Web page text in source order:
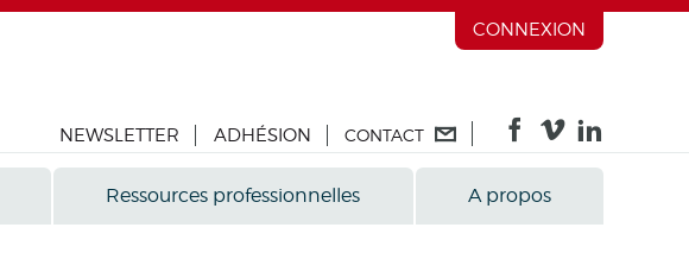
CONNEXION
NEWSLETTER ADHÉSION CONTACT
Ressources professionnelles A propos